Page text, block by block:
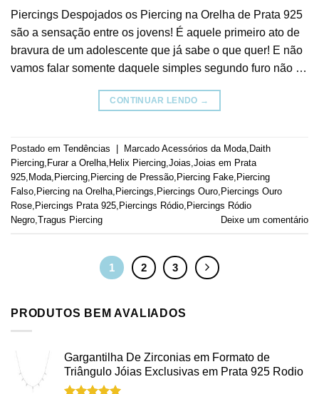
Piercings Despojados os Piercing na Orelha de Prata 925
são a sensação entre os jovens! É aquele primeiro ato de
bravura de um adolescente que já sabe o que quer! E não
vamos falar somente daquele simples segundo furo não …
CONTINUAR LENDO →
Postado em Tendências Marcado Acessórios da Moda Daith
Piercing Furar a Orelha Helix Piercing Joias Joias em Prata
925 Moda Piercing Piercing de Pressão Piercing Fake Piercing
Falso Piercing na Orelha Piercings Piercings Ouro Piercings Ouro
Rose Piercings Prata 925 Piercings Ródio Piercings Ródio
Negro Tragus Piercing Deixe um comentário
1 2 3
PRODUTOS BEM AVALIADOS
Gargantilha De Zirconias em Formato de
Triângulo Jóias Exclusivas em Prata 925 Rodio